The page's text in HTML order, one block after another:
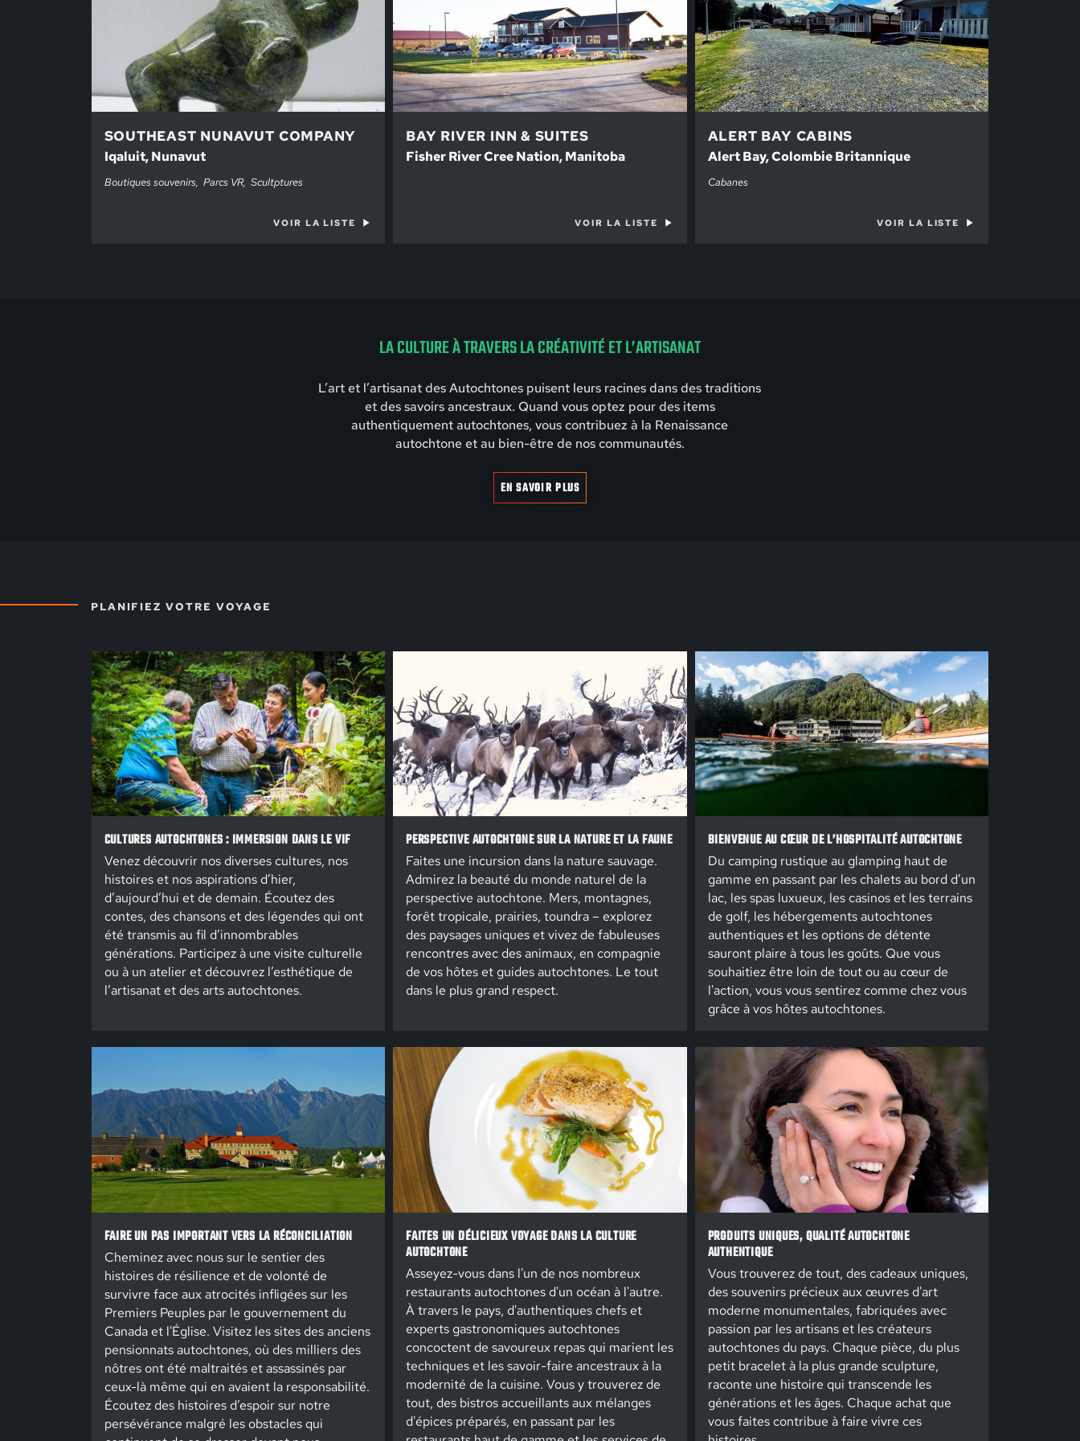
SOUTHEAST NUNAVUT COMPANY
Iqaluit, Nunavut
Boutiques souvenirs Parcs VR Scultptures
VOIR LA LISTE
BAY RIVER INN & SUITES
Fisher River Cree Nation, Manitoba
VOIR LA LISTE
ALERT BAY CABINS
Alert Bay, Colombie Britannique
Cabanes
VOIR LA LISTE
LA CULTURE À TRAVERS LA CRÉATIVITÉ ET L’ARTISANAT
L’art et l’artisanat des Autochtones puisent leurs racines dans des traditions
et des savoirs ancestraux. Quand vous optez pour des items
authentiquement autochtones, vous contribuez à la Renaissance
autochtone et au bien-être de nos communautés.
EN SAVOIR PLUS
PLANIFIEZ VOTRE VOYAGE
CULTURES AUTOCHTONES : IMMERSION DANS LE VIF
Venez découvrir nos diverses cultures, nos
histoires et nos aspirations d’hier,
d’aujourd’hui et de demain. Écoutez des
contes, des chansons et des légendes qui ont
été transmis au fil d’innombrables
générations. Participez à une visite culturelle
ou à un atelier et découvrez l’esthétique de
l’artisanat et des arts autochtones.
PERSPECTIVE AUTOCHTONE SUR LA NATURE ET LA FAUNE
Faites une incursion dans la nature sauvage.
Admirez la beauté du monde naturel de la
perspective autochtone. Mers, montagnes,
forêt tropicale, prairies, toundra – explorez
des paysages uniques et vivez de fabuleuses
rencontres avec des animaux, en compagnie
de vos hôtes et guides autochtones. Le tout
dans le plus grand respect.
BIENVENUE AU CŒUR DE L’HOSPITALITÉ AUTOCHTONE
Du camping rustique au glamping haut de
gamme en passant par les chalets au bord d’un
lac, les spas luxueux, les casinos et les terrains
de golf, les hébergements autochtones
authentiques et les options de détente
sauront plaire à tous les goûts. Que vous
souhaitiez être loin de tout ou au cœur de
l'action, vous vous sentirez comme chez vous
grâce à vos hôtes autochtones.
FAIRE UN PAS IMPORTANT VERS LA RÉCONCILIATION
Cheminez avec nous sur le sentier des
histoires de résilience et de volonté de
survivre face aux atrocités infligées sur les
Premiers Peuples par le gouvernement du
Canada et l'Église. Visitez les sites des anciens
pensionnats autochtones, où des milliers des
nôtres ont été maltraités et assassinés par
ceux-là même qui en avaient la responsabilité.
Écoutez des histoires d’espoir sur notre
persévérance malgré les obstacles qui
FAITES UN DÉLICIEUX VOYAGE DANS LA CULTURE
AUTOCHTONE
Asseyez-vous dans l'un de nos nombreux
restaurants autochtones d'un océan à l'autre.
À travers le pays, d'authentiques chefs et
experts gastronomiques autochtones
concoctent de savoureux repas qui marient les
techniques et les savoir-faire ancestraux à la
modernité de la cuisine. Vous y trouverez de
tout, des bistros accueillants aux mélanges
d'épices préparés, en passant par les
PRODUITS UNIQUES, QUALITÉ AUTOCHTONE
AUTHENTIQUE
Vous trouverez de tout, des cadeaux uniques,
des souvenirs précieux aux œuvres d'art
moderne monumentales, fabriquées avec
passion par les artisans et les créateurs
autochtones du pays. Chaque pièce, du plus
petit bracelet à la plus grande sculpture,
raconte une histoire qui transcende les
générations et les âges. Chaque achat que
vous faites contribue à faire vivre ces